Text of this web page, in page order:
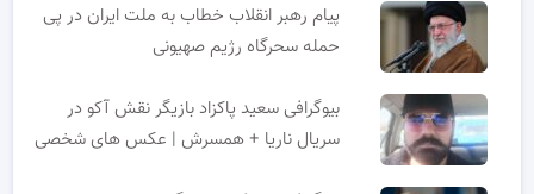
پیام رهبر انقلاب خطاب به ملت ایران در پی
حمله سحرگاه رژیم صهیونی
بیوگرافی سعید پاکزاد بازیگر نقش آکو در
سریال ناریا + همسرش | عکس های شخصی